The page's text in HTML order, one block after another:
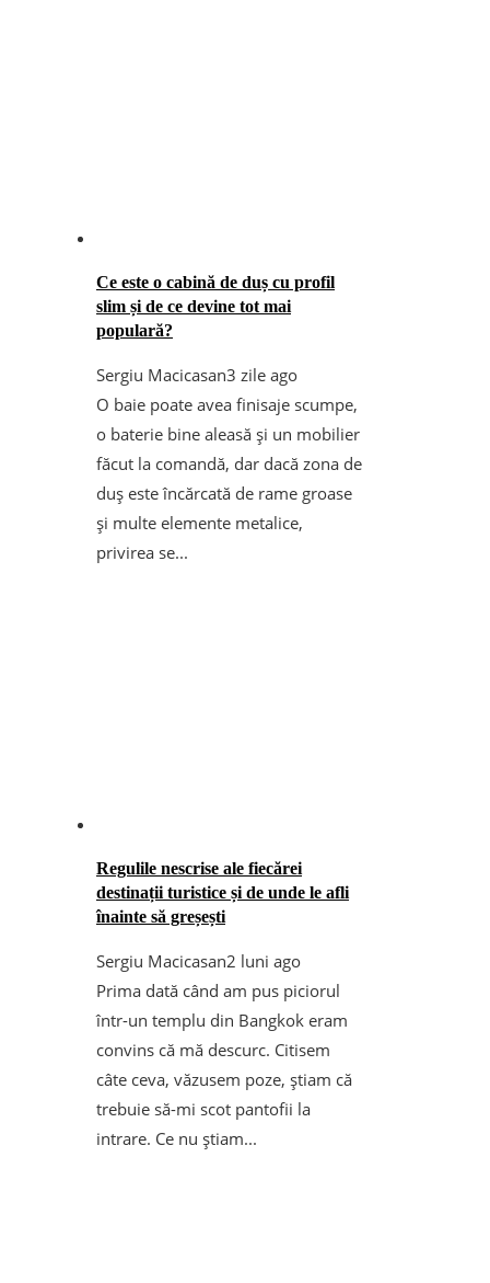
Ce este o cabină de duș cu profil
slim și de ce devine tot mai
populară?
Sergiu Macicasan3 zile ago
O baie poate avea finisaje scumpe,
o baterie bine aleasă și un mobilier
făcut la comandă, dar dacă zona de
duș este încărcată de rame groase
și multe elemente metalice,
privirea se...
Regulile nescrise ale fiecărei
destinații turistice și de unde le afli
înainte să greșești
Sergiu Macicasan2 luni ago
Prima dată când am pus piciorul
într-un templu din Bangkok eram
convins că mă descurc. Citisem
câte ceva, văzusem poze, știam că
trebuie să-mi scot pantofii la
intrare. Ce nu știam...